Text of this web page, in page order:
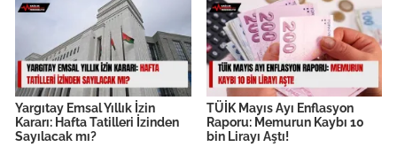
Yargıtay Emsal Yıllık İzin
Kararı: Hafta Tatilleri İzinden
Sayılacak mı?
TÜİK Mayıs Ayı Enflasyon
Raporu: Memurun Kaybı 10
bin Lirayı Aştı!